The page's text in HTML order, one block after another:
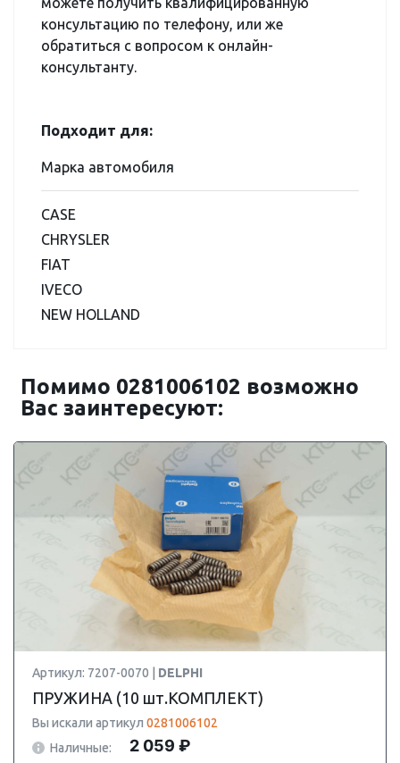
консультацию по телефону, или же
обратиться с вопросом к онлайн-
консультанту.
Подходит для:
Марка автомобиля
CASE
CHRYSLER
FIAT
IVECO
NEW HOLLAND
Помимо 0281006102 возможно
Вас заинтересуют:
Артикул: 7207-0070 | DELPHI
ПРУЖИНА (10 шт.КОМПЛЕКТ)
Вы искали артикул 0281006102
Наличные:
2 059 ₽